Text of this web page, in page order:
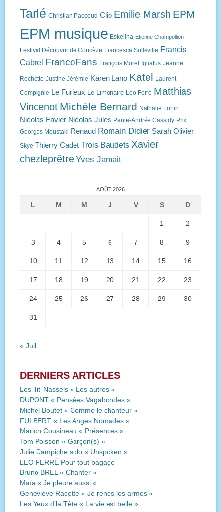
Tarlé Christian Paccoud Clio Emilie Marsh EPM
EPM musique Eskelina Etienne Champollion
Festival Découvrir de Concèze Francesca Solleville Francis
Cabrel FrancoFans François Morel Ignatus Jeanne
Rochette Justine Jérémie Karen Lano Katel Laurent
Compignie Le Furieux Le Limonaire Léo Ferré Matthias
Vincenot Michèle Bernard Nathalie Fortin
Nicolas Favier Nicolas Jules Paule-Andrée Cassidy Prix
Georges Moustaki Renaud Romain Didier Sarah Olivier
Skye Thierry Cadet Trois Baudets Xavier
chezleprêtre Yves Jamait
AOÛT 2026
L M M J V S D
1 2
3 4 5 6 7 8 9
10 11 12 13 14 15 16
17 18 19 20 21 22 23
24 25 26 27 28 29 30
31
« Juil
DERNIERS ARTICLES
Les Tit’ Nassels « Les autres »
DUPONT « Pensées Vagabondes »
Michel Boutet « Comme le chanteur »
FULBERT « Les Anges Nomades »
Marion Cousineau « Présences »
Tom Poisson « Garçon(s) »
Julie Campiche solo « Unspoken »
LEO FERRÉ Pour tout bagage
Bruno BREL « Chanter »
Maïa « Je pleure aussi «
Geneviève Racette « Je rends les armes »
Les Yeux d’la Tête « La vie est belle »